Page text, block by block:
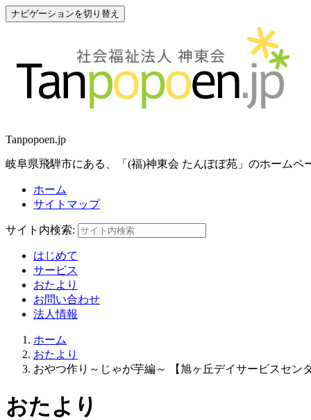
ナビゲーションを切り替え
Tanpopoen.jp
岐阜県飛騨市にある、「(福)神東会 たんぽぽ苑」のホーム
ホーム
サイトマップ
サイト内検索:
はじめて
サービス
おたより
お問い合わせ
法人情報
ホーム
おたより
おやつ作り～じゃが芋編～ 【旭ヶ丘デイサービスセン
おたより